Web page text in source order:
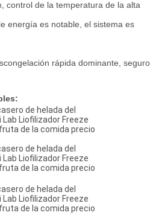
control de la temperatura de la alta
energía es notable, el sistema es
rápida dominante, seguro